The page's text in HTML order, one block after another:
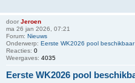
door Jeroen
ma 26 jan 2026, 07:21
Forum: Nieuws
Onderwerp: Eerste WK2026 pool beschikbaar
Reacties: 0
Weergaves: 4035
Eerste WK2026 pool